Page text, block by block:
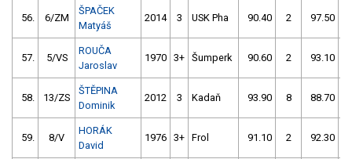
56. 6/ZM
ŠPAČEK
Matyáš
2014 3 USK Pha 90.40 2 97.50
57. 5/VS
ROUČA
Jaroslav
1970 3+ Šumperk 90.60 2 93.10
58. 13/ZS
ŠTĚPINA
Dominik
2012 3 Kadaň 93.90 8 88.70
59. 8/V
HORÁK
David
1976 3+ Frol 91.10 2 92.30